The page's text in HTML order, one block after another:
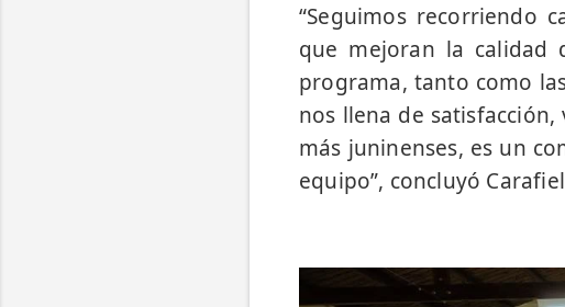
“Seguimos recorriendo
que mejoran la calidad
programa, tanto como
nos llena de
más juninenses, es un
equipo”, concluyó